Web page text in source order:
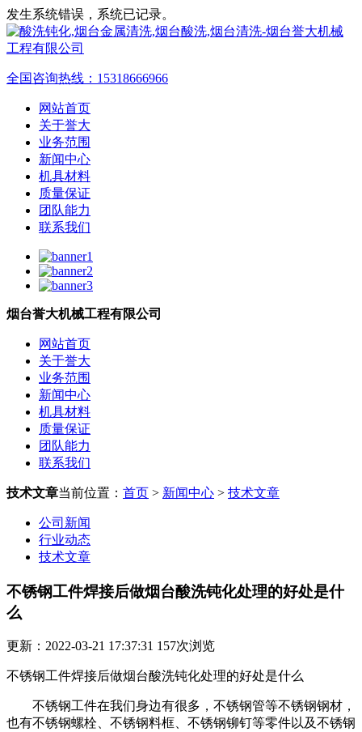
发生系统错误，系统已记录。
全国咨询热线： 15318666966
网站首页
关于誉大
业务范围
新闻中心
机具材料
质量保证
团队能力
联系我们
烟台誉大机械工程有限公司
网站首页
关于誉大
业务范围
新闻中心
机具材料
质量保证
团队能力
联系我们
技术文章当前位置： 首页 > 新闻中心 > 技术文章
公司新闻
行业动态
技术文章
不锈钢工件焊接后做烟台酸洗钝化处理的好处是什
么
更新：2022-03-21 17:37:31 157次浏览
不锈钢工件焊接后做烟台酸洗钝化处理的好处是什么
不锈钢工件在我们身边有很多，不锈钢管等不锈钢钢材，
也有不锈钢螺栓、不锈钢料框、不锈钢铆钉等零件以及不锈钢